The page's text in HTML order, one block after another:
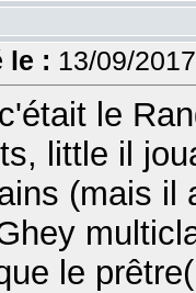
le : 13/09/
le
little il
(mais il
le